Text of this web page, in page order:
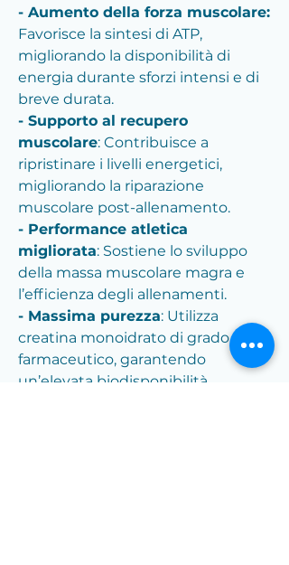
- Aumento della forza muscolare:
Favorisce la sintesi di ATP,
migliorando la disponibilità di
energia durante sforzi intensi e di
breve durata.
- Supporto al recupero
muscolare: Contribuisce a
ripristinare i livelli energetici,
migliorando la riparazione
muscolare post-allenamento.
- Performance atletica
migliorata: Sostiene lo sviluppo
della massa muscolare magra e
l’efficienza degli allenamenti.
- Massima purezza: Utilizza
creatina monoidrato di grado
farmaceutico, garantendo
un’elevata biodisponibilità.